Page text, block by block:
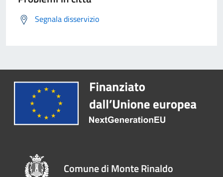
Segnala disservizio
Comune di Monte Rinaldo